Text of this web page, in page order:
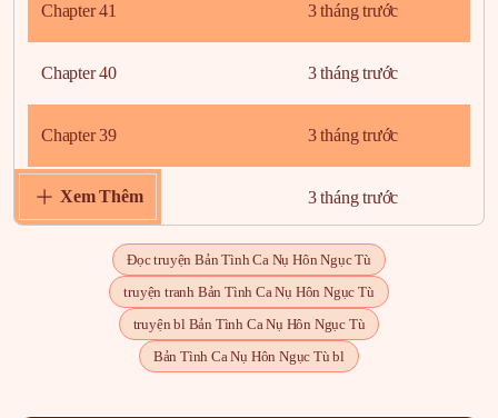
Chapter 41 3 tháng trước
Chapter 40 3 tháng trước
Chapter 39 3 tháng trước
Chapter 38 3 tháng trước
Chapter 37 3 tháng trước
3 tháng trước
Xem Thêm
Đọc truyện Bản Tình Ca Nụ Hôn Ngục Tù
truyện tranh Bản Tình Ca Nụ Hôn Ngục Tù
truyện bl Bản Tình Ca Nụ Hôn Ngục Tù
Bản Tình Ca Nụ Hôn Ngục Tù bl